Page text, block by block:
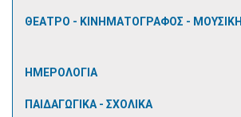
ΘΕΑΤΡΟ - ΚΙΝΗΜΑΤΟΓΡΑΦΟΣ - ΜΟΥΣΙΚΗ
ΗΜΕΡΟΛΟΓΙΑ
ΠΑΙΔΑΓΩΓΙΚΑ - ΣΧΟΛΙΚΑ